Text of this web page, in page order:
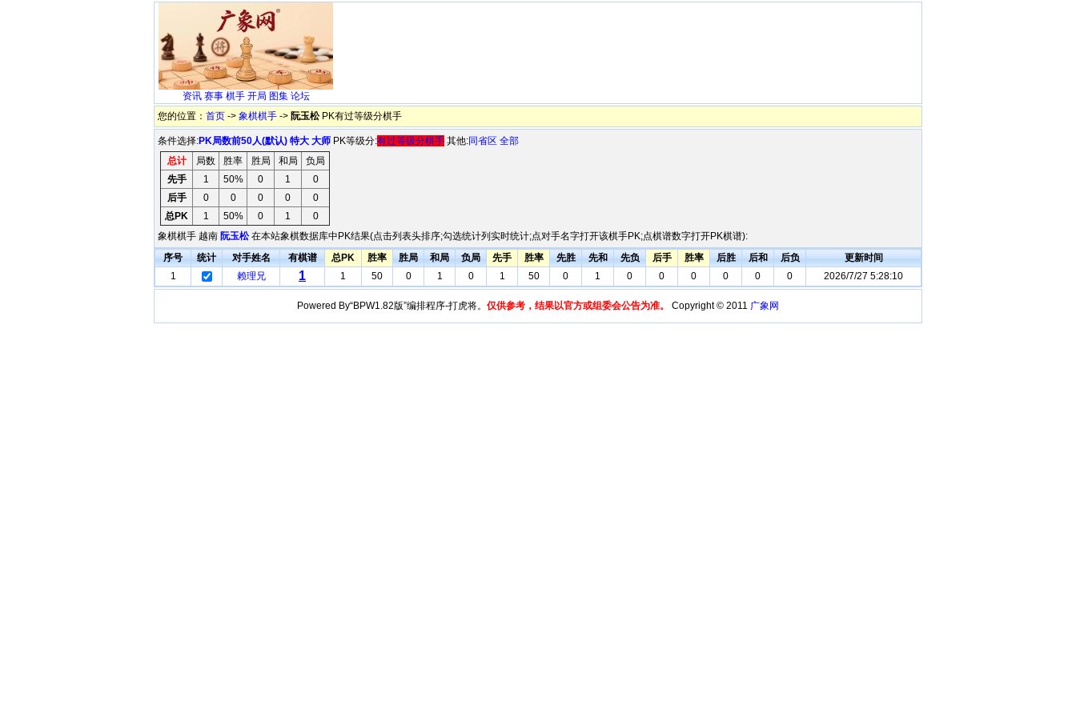
资讯 赛事 棋手 开局 图集 论坛
您的位置： 首页 -> 象棋棋手 -> 阮玉松PK有过等级分棋手
条件选择:PK局数前50人(默认) 特大 大师 PK等级分:有过等级分棋手 其他:同省区 全部
总计
局数 胜率 胜局 和局
负局
先手
1 50% 0 1
0
后手
0 0 0 0
0
总PK
1 50% 0 1
0
象棋棋手 越南 阮玉松 在本站象棋数据库中PK结果(点击列表头排序;勾选统计列实时统计;点对手名字打开该棋手PK;点棋谱数字打开PK棋谱):
序号
统计 对手姓名 有棋谱 总PK 胜率 胜局 和局 负局 先手 胜率 先胜 先和 先负 后手 胜率 后胜 后和 后负
更新时间
1
赖理兄 1 1 50 0 1 0 1 50 0 1 0 0 0 0 0 0 2026/7/27 5:28:10
Powered By“BPW1.82版”编排程序-打虎将。 仅供参考，结果以官方或组委会公告为准。 Copyright © 2011 广象网